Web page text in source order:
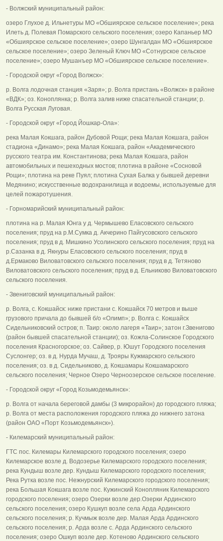
- Волжский муниципальный район:
озеро Глухое д. Ильнетуры МО «Обшиярское сельское поселение»; река
Илеть д. Полевая Помарского сельского поселения; озеро Капаньер МО
«Обшиярское сельское поселение»; озеро Шунгалдан МО «Обшиярское
сельское поселение»; озеро Зеленый Ключ МО «Сотнурское сельское
поселение»; озеро Мушанъер МО «Обшиярское сельское поселение».
- Городской округ «Город Волжск»:
р. Волга лодочная станция «Заря»; р. Волга пристань «Волжск» в районе
«ВДК»; оз. Коноплянка; р. Волга залив ниже спасательной станции; р.
Волга Русская Луговая.
- Городской округ «Город Йошкар-Ола»:
река Малая Кокшага, район Дубовой Рощи; река Малая Кокшага, район
стадиона «Динамо»; река Малая Кокшага, район «Академического
русского театра им. Константинова; река Малая Кокшага, район
автомобильных и пешеходных мостов; плотина в районе «Сосновой
Рощи»; плотина на реке Пуял; плотина Сухая Балка у бывшей деревни
Медянино; искусственные водохранилища и водоемы, используемые для
целей пожаротушения.
- Горномарийский муниципальный район:
плотина на р. Малая Юнга у д. Чермышево Еласовского сельского
поселения; пруд на р.М.Сумка д. Акчерино Пайгусовского сельского
поселения; пруд в д. Мишкино Усолинского сельского поселения; пруд на
р.Сазанка в д. Якнуры Еласовского сельского поселения; пруд в
д.Ермаково Виловатовского сельского поселения; пруд в д. Тетяново
Виловатовского сельского поселения; пруд в д. Ельниково Виловатовского
сельского поселения.
- Звениговский муниципальный район:
р. Волга, с. Кокшайск: ниже пристани с. Кокшайск 70 метров и выше
грузового причала до бывшей б/о «Олимп»; р. Волга с. Кокшайск
Сидельниковский остров; п. Таир: около лагеря «Таир»; затон г.Звенигово
(район бывшей спасательной станции); оз. Кожла-Солинское Городского
поселения Красногорское; оз. Сайвер, р. Юшут Городского поселения
Суслонгер; оз. в д. Нурда Мучаш, д. Трояры Кужмарского сельского
поселения; оз. в д. Сидельниково, д. Кокшамары Кокшамарского
сельского поселения; Черное Озеро Черноозерское сельское поселение.
- Городской округ «Город Козьмодемьянск»:
р. Волга от начала береговой дамбы (3 микрорайон) до городского пляжа;
р. Волга от места расположения городского пляжа до нижнего затона
(район ОАО «Порт Козьмодемьянск»).
- Килемарский муниципальный район:
ГТС пос. Килемары Килемарского городского поселения; озеро
Килемарское возле д. Водозерье Килемарского городского поселения;
река Кундыш возле дер. Кундыш Килемарского городского поселения;
Река Рутка возле пос. Нежнурский Килемарского городского поселения;
река Большая Кокшага возле пос. Кужинский Конопляник Килемарского
городского поселения; озеро Озерки возле дер.Озерки Ардинского
сельского поселения; озеро Кушкуп возле села Арда Ардинского
сельского поселения; р. Кучмыж возле дер. Малая Арда Ардинского
сельского поселения; р. Арда возле с. Арда Ардинского сельского
поселения; озеро Ошкуп возле дер. Котеново Ардинского сельского